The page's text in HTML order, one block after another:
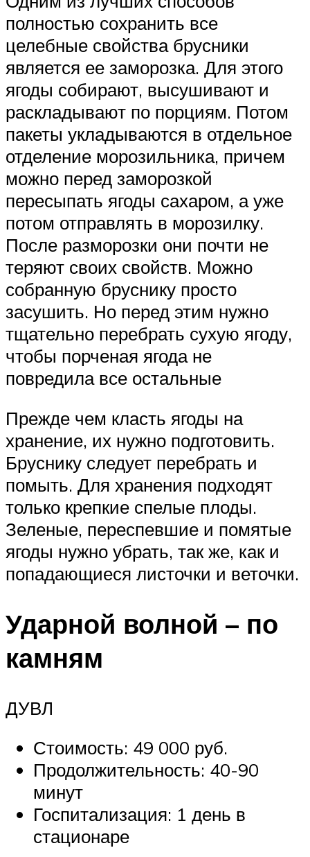
полностью сохранить все
целебные свойства брусники
является ее заморозка. Для этого
ягоды собирают, высушивают и
раскладывают по порциям. Потом
пакеты укладываются в отдельное
отделение морозильника, причем
можно перед заморозкой
пересыпать ягоды сахаром, а уже
потом отправлять в морозилку.
После разморозки они почти не
теряют своих свойств. Можно
собранную бруснику просто
засушить. Но перед этим нужно
тщательно перебрать сухую ягоду,
чтобы порченая ягода не
повредила все остальные
Прежде чем класть ягоды на
хранение, их нужно подготовить.
Бруснику следует перебрать и
помыть. Для хранения подходят
только крепкие спелые плоды.
Зеленые, переспевшие и помятые
ягоды нужно убрать, так же, как и
попадающиеся листочки и веточки.
Ударной волной – по
камням
ДУВЛ
Стоимость: 49 000 руб.
Продолжительность: 40-90
минут
Госпитализация: 1 день в
стационаре